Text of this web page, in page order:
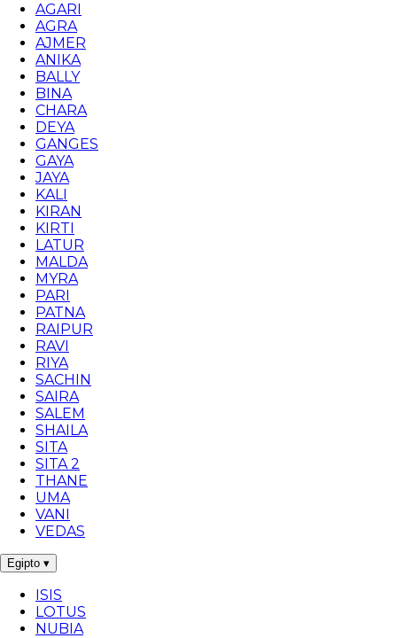
AGARI
AGRA
AJMER
ANIKA
BALLY
BINA
CHARA
DEYA
GANGES
GAYA
JAYA
KALI
KIRAN
KIRTI
LATUR
MALDA
MYRA
PARI
PATNA
RAIPUR
RAVI
RIYA
SACHIN
SAIRA
SALEM
SHAILA
SITA
SITA 2
THANE
UMA
VANI
VEDAS
Egipto ▾
ISIS
LOTUS
NUBIA